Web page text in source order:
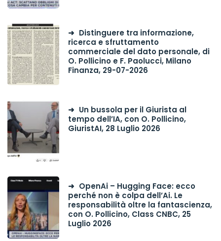
Distinguere tra informazione,
ricerca e sfruttamento
commerciale del dato personale, di
O. Pollicino e F. Paolucci, Milano
Finanza, 29-07-2026
Un bussola per il Giurista al
tempo dell’IA, con O. Pollicino,
GiuristAI, 28 Luglio 2026
OpenAi – Hugging Face: ecco
perché non è colpa dell’Ai. Le
responsabilità oltre la fantascienza,
con O. Pollicino, Class CNBC, 25
Luglio 2026